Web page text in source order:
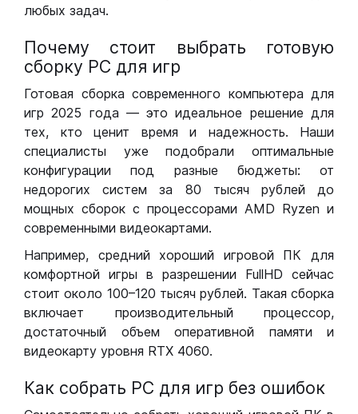
любых задач.
Почему стоит выбрать готовую
сборку РС для игр
Готовая сборка современного компьютера для
игр 2025 года — это идеальное решение для
тех, кто ценит время и надежность. Наши
специалисты уже подобрали оптимальные
конфигурации под разные бюджеты: от
недорогих систем за 80 тысяч рублей до
мощных сборок с процессорами AMD Ryzen и
современными видеокартами.
Например, средний хороший игровой ПК для
комфортной игры в разрешении FullHD сейчас
стоит около 100–120 тысяч рублей. Такая сборка
включает производительный процессор,
достаточный объем оперативной памяти и
видеокарту уровня RTX 4060.
Как собрать РС для игр без ошибок